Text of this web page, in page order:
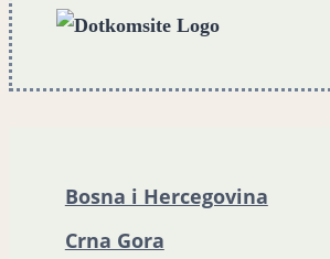
Bosna i Hercegovina
Crna Gora